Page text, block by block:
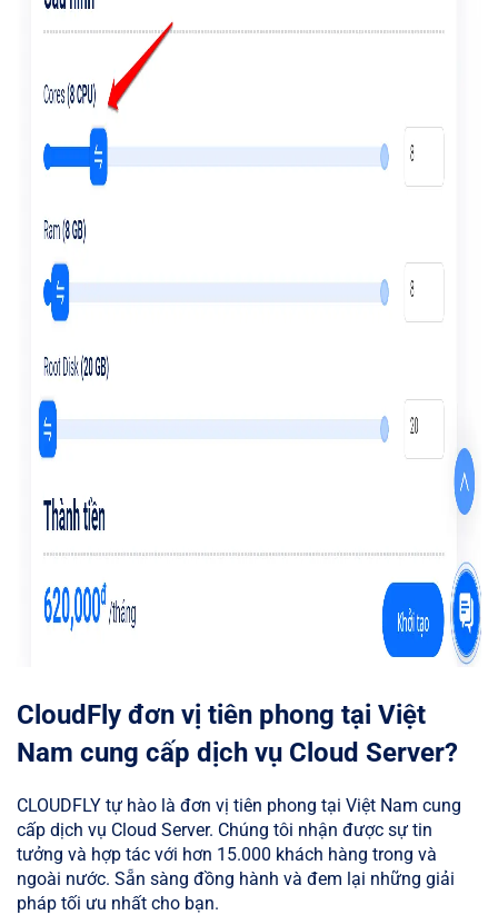
CloudFly đơn vị tiên phong tại Việt
Nam cung cấp dịch vụ Cloud Server?
CLOUDFLY tự hào là đơn vị tiên phong tại Việt Nam cung
cấp dịch vụ Cloud Server. Chúng tôi nhận được sự tin
tưởng và hợp tác với hơn 15.000 khách hàng trong và
ngoài nước. Sẵn sàng đồng hành và đem lại những giải
pháp tối ưu nhất cho bạn.